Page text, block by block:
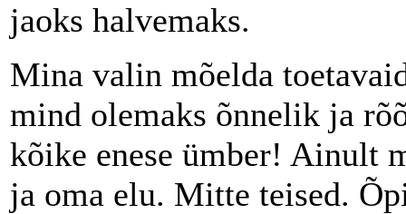
jaoks halvemaks.
Mina valin mõelda
mind olemaks õnnelik ja
kõike enese ümber! Ainult
ja oma elu. Mitte teised.